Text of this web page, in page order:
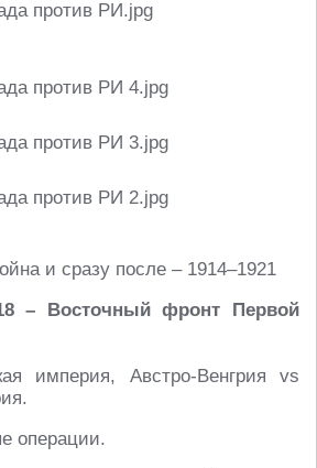
и сразу после – 1914–1921
– Восточный фронт Первой
империя, Австро-Венгрия vs
операции.